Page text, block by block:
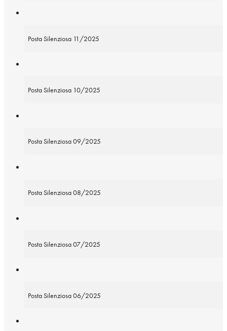
Posta Silenziosa 11/2025
Posta Silenziosa 10/2025
Posta Silenziosa 09/2025
Posta Silenziosa 08/2025
Posta Silenziosa 07/2025
Posta Silenziosa 06/2025